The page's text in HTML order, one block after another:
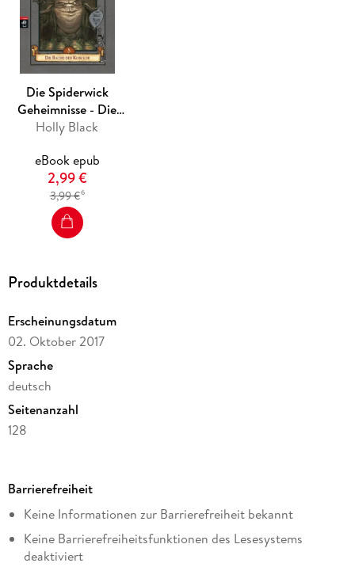
Die Spiderwick
Geheimnisse - Die
Rache der Kobolde
Holly Black
eBook epub
2,99 €
3,99 €6
Produktdetails
Erscheinungsdatum
02. Oktober 2017
Sprache
deutsch
Seitenanzahl
128
Altersempfehlung
von 8 bis 99 Jahren
Reihe
Die Spiderwick-Geheimnisse, 4
Barrierefreiheit
Keine Informationen zur Barrierefreiheit bekannt
Keine Barrierefreiheitsfunktionen des Lesesystems
deaktiviert